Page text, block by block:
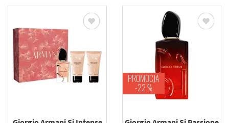
PROMOCJA
-22 %